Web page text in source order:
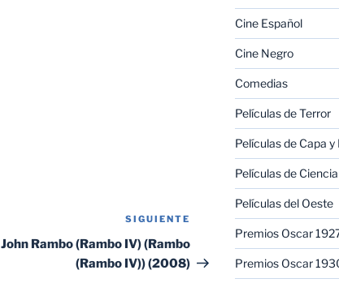
Siguiente
entrada
SIGUIENTE
John Rambo (Rambo IV) (Rambo
(Rambo IV)) (2008)
Cine Español
Cine Negro
Comedias
Películas de Terror
Películas de Capa y
Películas de
Películas del Oeste
Premios Oscar
Premios Oscar